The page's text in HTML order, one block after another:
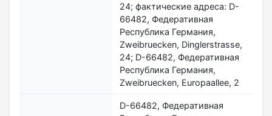
24; фактические адреса: D-
66482, Федеративная
Республика Германия,
Zweibruecken, Dinglerstrasse,
24; D-66482, Федеративная
Республика Германия,
Zweibruecken, Europaallee, 2
D-66482, Федеративная